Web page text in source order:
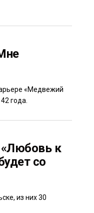
«Медвежий
года.
к
со
из них 30